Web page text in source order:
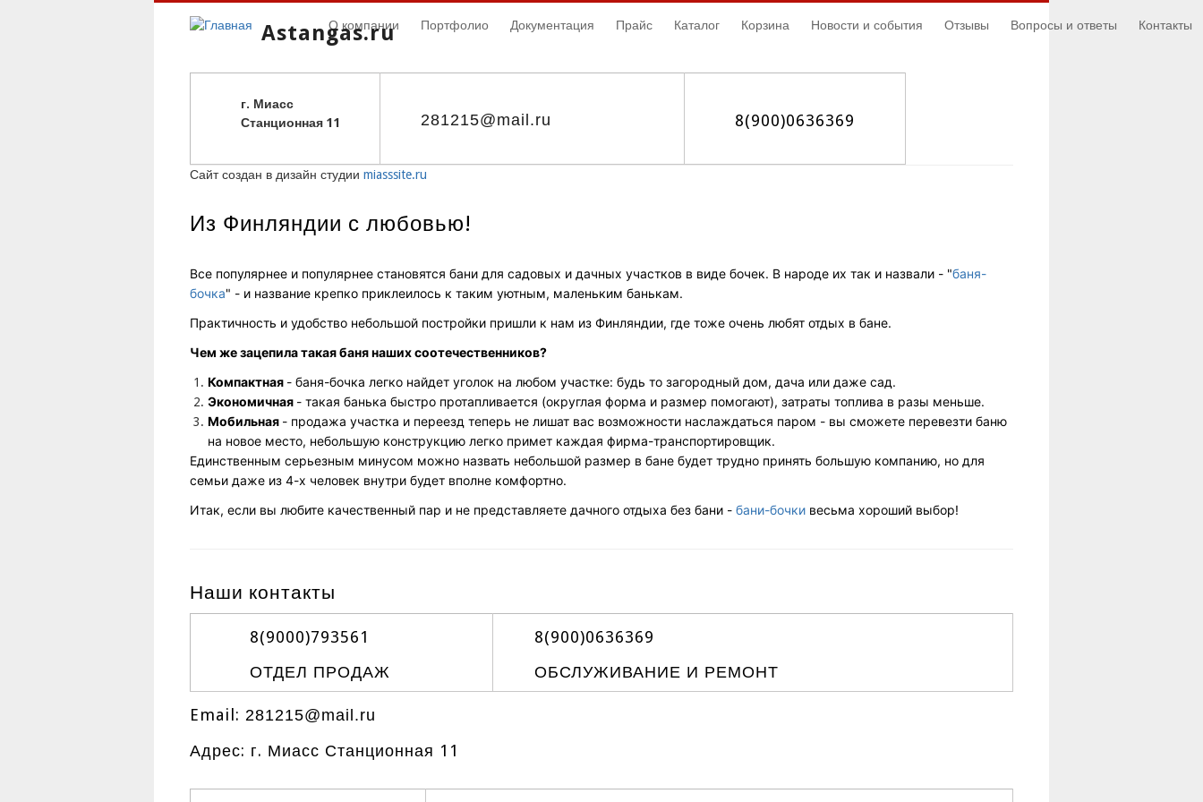
Astangas.ru
г. Миасс
Станционная 11 281215@mail.ru 8(900)0636369
О компании Портфолио Документация Прайс Каталог Корзина Новости и события Отзывы Вопросы и ответы Контакты
Сайт создан в дизайн студии miasssite.ru
Из Финляндии с любовью!
Все популярнее и популярнее становятся бани для садовых и дачных участков в виде бочек. В народе их так и назвали - "баня-
бочка" - и название крепко приклеилось к таким уютным, маленьким банькам.
Практичность и удобство небольшой постройки пришли к нам из Финляндии, где тоже очень любят отдых в бане.
Чем же зацепила такая баня наших соотечественников?
Компактная - баня-бочка легко найдет уголок на любом участке: будь то загородный дом, дача или даже сад.
Экономичная - такая банька быстро протапливается (округлая форма и размер помогают), затраты топлива в разы меньше.
Мобильная - продажа участка и переезд теперь не лишат вас возможности наслаждаться паром - вы сможете перевезти баню
на новое место, небольшую конструкцию легко примет каждая фирма-транспортировщик.
Единственным серьезным минусом можно назвать небольшой размер в бане будет трудно принять большую компанию, но для
семьи даже из 4-х человек внутри будет вполне комфортно.
Итак, если вы любите качественный пар и не представляете дачного отдыха без бани - бани-бочки весьма хороший выбор!
Наши контакты
8(9000)793561
ОТДЕЛ ПРОДАЖ
8(900)0636369
ОБСЛУЖИВАНИЕ И РЕМОНТ
Email: 281215@mail.ru
Адрес: г. Миасс Станционная 11